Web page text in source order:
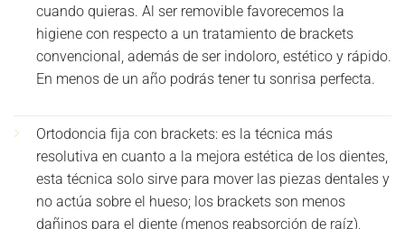
cuando quieras. Al ser removible favorecemos la
higiene con respecto a un tratamiento de brackets
convencional, además de ser indoloro, estético y rápido.
En menos de un año podrás tener tu sonrisa perfecta.
Ortodoncia fija con brackets: es la técnica más
resolutiva en cuanto a la mejora estética de los dientes,
esta técnica solo sirve para mover las piezas dentales y
no actúa sobre el hueso; los brackets son menos
dañinos para el diente (menos reabsorción de raíz),